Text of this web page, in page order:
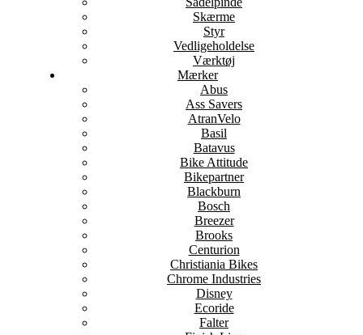
Skærme
Styr
Vedligeholdelse
Værktøj
Mærker
Abus
Ass Savers
AtranVelo
Basil
Batavus
Bike Attitude
Bikepartner
Blackburn
Bosch
Breezer
Brooks
Centurion
Christiania Bikes
Chrome Industries
Disney
Ecoride
Falter